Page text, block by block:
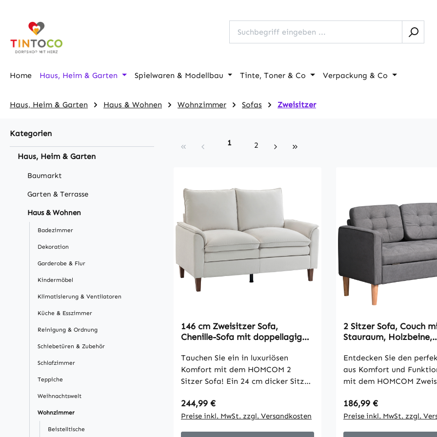
Home Haus, Heim & Garten Spielwaren & Modellbau Tinte, Toner & Co Verpackung & Co
Haus, Heim & Garten Haus & Wohnen Wohnzimmer Sofas Zweisitzer
Kategorien
Haus, Heim & Garten
Baumarkt
Garten & Terrasse
Haus & Wohnen
Badezimmer
Dekoration
Garderobe & Flur
Kindermöbel
Klimatisierung & Ventilatoren
Küche & Esszimmer
Reinigung & Ordnung
Schiebetüren & Zubehör
Schlafzimmer
Teppiche
Weihnachtswelt
Wohnzimmer
Beistelltische
Seite
1 Seite
2
146 cm Zweisitzer Sofa,
Chenille-Sofa mit doppellagiger
Sitz, hoher Rückenlehne,
Cremeweiß
Tauchen Sie ein in luxuriösen
Komfort mit dem HOMCOM 2
Sitzer Sofa! Ein 24 cm dicker Sitz
Schaumstoff sorgt für Weichheit
und Unterstützung. Mit
Regulärer Preis:
244,99 €
Preise inkl. MwSt. zzgl. Versandkosten
2 Sitzer Sofa, Couch
Stauraum, Holzbeine,
Samtoptik für
Schlafzimmer, 117x 62
Grau
Entdecken Sie den
aus Komfort und
mit dem HOMCOM
nicht nur einen
Liegebereich, sondern
Regulärer Preis:
186,99 €
Preise inkl. MwSt. zzgl.